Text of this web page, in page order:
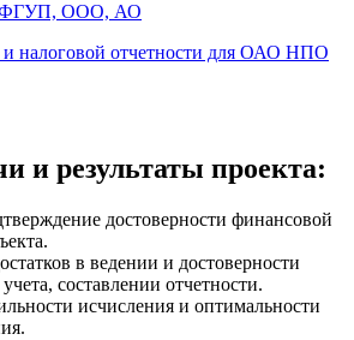
ФГУП, ООО, АО
и налоговой отчетности для ОАО НПО
и результаты проекта:
достоверности финансовой
в ведении и достоверности
учета, составлении отчетности.
исчисления и оптимальности